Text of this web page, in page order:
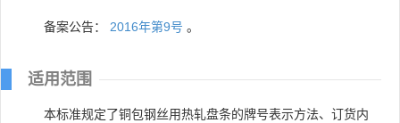
备案公告： 2016年第9号 。
适用范围
本标准规定了铜包钢丝用热轧盘条的牌号表示方法、订货内